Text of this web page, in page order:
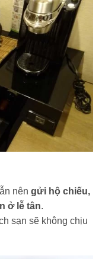
nên gửi hộ chiếu,
ở lễ tân.
sạn sẽ không chịu